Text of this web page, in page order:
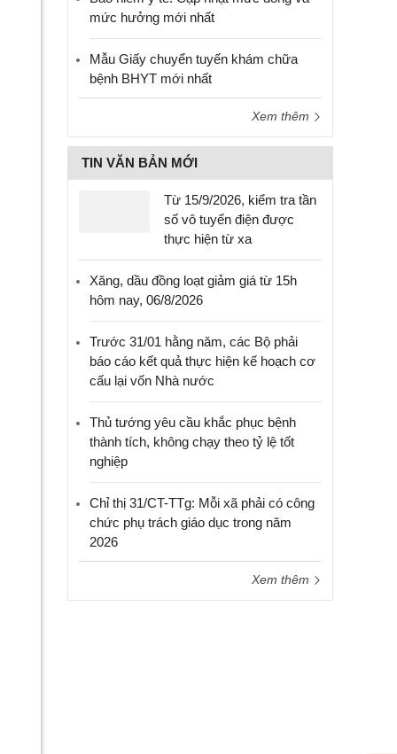
mức hưởng mới nhất
Mẫu Giấy chuyển tuyến khám chữa
bệnh BHYT mới nhất
Xem thêm
TIN VĂN BẢN MỚI
Từ 15/9/2026, kiểm tra tần
số vô tuyến điện được
thực hiện từ xa
Xăng, dầu đồng loạt giảm giá từ 15h
hôm nay, 06/8/2026
Trước 31/01 hằng năm, các Bộ phải
báo cáo kết quả thực hiện kế hoạch cơ
cấu lại vốn Nhà nước
Thủ tướng yêu cầu khắc phục bệnh
thành tích, không chạy theo tỷ lệ tốt
nghiệp
Chỉ thị 31/CT-TTg: Mỗi xã phải có công
chức phụ trách giáo dục trong năm
2026
Xem thêm